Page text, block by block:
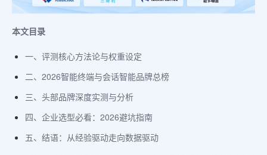
本文目录
一、评测核心方法论与权重设定
二、2026智能终端与会话智能品牌总榜
三、头部品牌深度实测与分析
四、企业选型必看：2026避坑指南
五、结语：从经验驱动走向数据驱动